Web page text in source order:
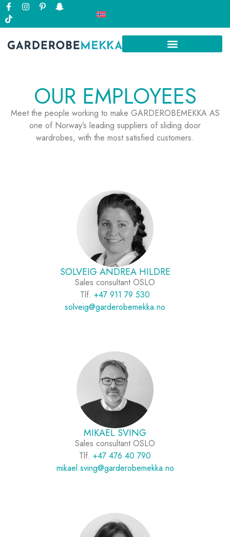
OUR EMPLOYEES
Meet the people working to make GARDEROBEMEKKA AS
one of Norway’s leading suppliers of sliding door
wardrobes, with the most satisfied customers.
SOLVEIG ANDREA HILDRE
Sales consultant OSLO
Tlf. +47 911 79 530
solveig@garderobemekka.no
MIKAEL SVING
Sales consultant OSLO
Tlf. +47 476 40 790
mikael.sving@garderobemekka.no